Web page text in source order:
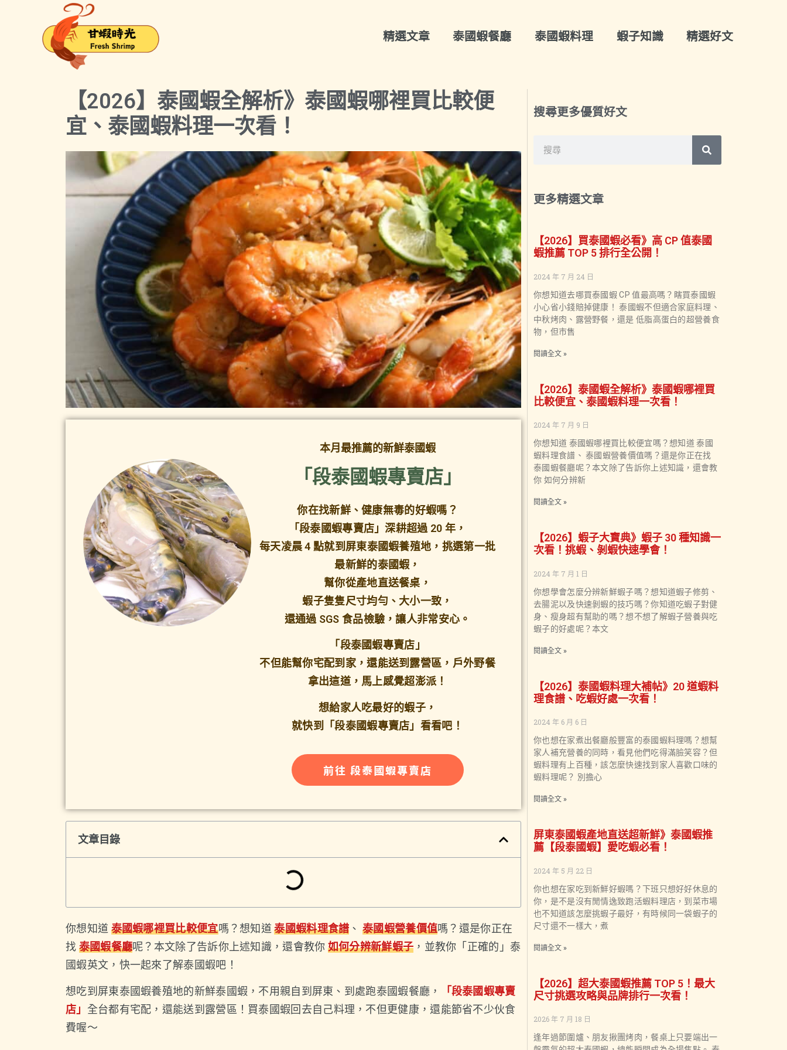
精選文章 泰國蝦餐廳 泰國蝦料理 蝦子知識 精選好文
【2026】泰國蝦全解析》泰國蝦哪裡買比較便
宜、泰國蝦料理一次看！
本月最推薦的新鮮泰國蝦
「段泰國蝦專賣店」
你在找新鮮、健康無毒的好蝦嗎？
「段泰國蝦專賣店」深耕超過 20 年，
每天凌晨 4 點就到屏東泰國蝦養殖地，挑選第一批
最新鮮的泰國蝦，
幫你從產地直送餐桌，
蝦子隻隻尺寸均勻、大小一致，
還通過 SGS 食品檢驗，讓人非常安心。
「段泰國蝦專賣店」
不但能幫你宅配到家，還能送到露營區，戶外野餐
拿出這道，馬上感覺超澎派！
想給家人吃最好的蝦子，
就快到「段泰國蝦專賣店」看看吧！
前往 段泰國蝦專賣店
文章目錄
你想知道 泰國蝦哪裡買比較便宜嗎？想知道 泰國蝦料理食譜 、 泰國蝦營養價值嗎？還是你正在
找 泰國蝦餐廳呢？本文除了告訴你上述知識，還會教你 如何分辨新鮮蝦子 ，並教你「正確的」泰
國蝦英文，快一起來了解泰國蝦吧！
想吃到屏東泰國蝦養殖地的新鮮泰國蝦，不用親自到屏東、到處跑泰國蝦餐廳，
「段泰國蝦專賣
店」 全台都有宅配，還能送到露營區！買泰國蝦回去自己料理，不但更健康，還能節省不少伙食
費喔～
搜尋更多優質好文
搜
尋
更多精選文章
【2026】買泰國蝦必看》高 CP 值泰國
蝦推薦 TOP 5 排行全公開！
2024 年 7 月 24 日
你想知道去哪買泰國蝦 CP 值最高嗎？瞎買泰國蝦
小心省小錢賠掉健康！ 泰國蝦不但適合家庭料理、
中秋烤肉、露營野餐，還是 低脂高蛋白的超營養食
物，但市售
閱讀全文 »
【2026】泰國蝦全解析》泰國蝦哪裡買
比較便宜、泰國蝦料理一次看！
2024 年 7 月 9 日
你想知道 泰國蝦哪裡買比較便宜嗎？想知道 泰國
蝦料理食譜、 泰國蝦營養價值嗎？還是你正在找
泰國蝦餐廳呢？本文除了告訴你上述知識，還會教
你 如何分辨新
閱讀全文 »
【2026】蝦子大寶典》蝦子 30 種知識一
次看！挑蝦、剝蝦快速學會！
2024 年 7 月 1 日
你想學會怎麼分辨新鮮蝦子嗎？想知道蝦子修剪、
去腸泥以及快速剝蝦的技巧嗎？你知道吃蝦子對健
身、瘦身超有幫助的嗎？想不想了解蝦子營養與吃
蝦子的好處呢？本文
閱讀全文 »
【2026】泰國蝦料理大補帖》20 道蝦料
理食譜、吃蝦好處一次看！​
2024 年 6 月 6 日
你也想在家煮出餐廳般豐富的泰國蝦料理嗎？想幫
家人補充營養的同時，看見他們吃得滿臉笑容？但
蝦料理有上百種，該怎麼快速找到家人喜歡口味的
蝦料理呢？ 別擔心
閱讀全文 »
屏東泰國蝦產地直送超新鮮》泰國蝦推
薦【段泰國蝦】愛吃蝦必看！
2024 年 5 月 22 日
你也想在家吃到新鮮好蝦嗎？下班只想好好休息的
你，是不是沒有閒情逸致跑活蝦料理店，到菜市場
也不知道該怎麼挑蝦子最好，有時候同一袋蝦子的
尺寸還不一樣大，煮
閱讀全文 »
【2026】超大泰國蝦推薦 TOP 5！最大
尺寸挑選攻略與品牌排行一次看！
2026 年 7 月 18 日
逢年過節圍爐、朋友揪團烤肉，餐桌上只要端出一